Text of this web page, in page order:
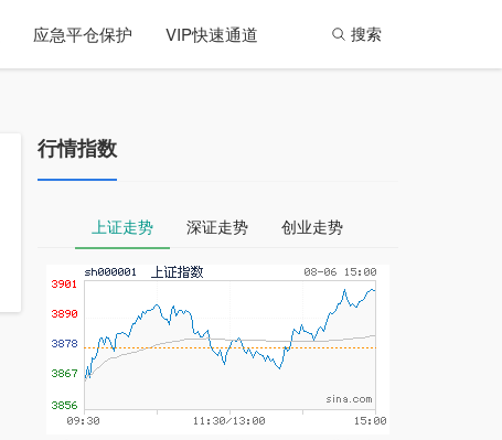
应急平仓保护 VIP快速通道 搜索
行情指数
上证走势 深证走势 创业走势